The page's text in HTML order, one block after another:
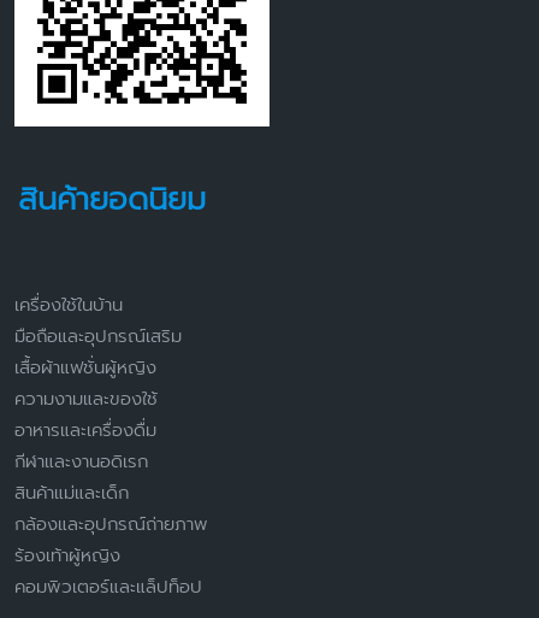
สินค้ายอดนิยม
เครื่องใช้ในบ้าน
มือถือและอุปกรณ์เสริม
เสื้อผ้าแฟชั่นผู้หญิง
ความงามและของใช้
อาหารและเครื่องดื่ม
กีฬาและงานอดิเรก
สินค้าแม่และเด็ก
กล้องและอุปกรณ์ถ่ายภาพ
ร้องเท้าผู้หญิง
คอมพิวเตอร์และแล็ปท็อป